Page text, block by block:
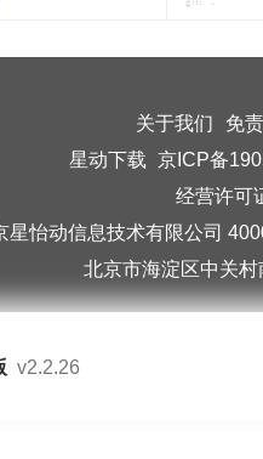
关于我们
免
星动下载 京ICP备
经营许可
星怡动信息技术有限公司
北京市海淀区中关
v2.2.26